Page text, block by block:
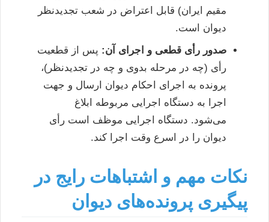
مقیم ایران) قابل اعتراض در شعب تجدیدنظر
دیوان است.
صدور رأی قطعی و اجرای آن: پس از قطعیت
رأی (چه در مرحله بدوی و چه در تجدیدنظر)،
پرونده به اجرای احکام دیوان ارسال و جهت
اجرا به دستگاه اجرایی مربوطه ابلاغ
می‌شود. دستگاه اجرایی موظف است رأی
دیوان را در اسرع وقت اجرا کند.
نکات مهم و اشتباهات رایج در
پیگیری پرونده‌های دیوان